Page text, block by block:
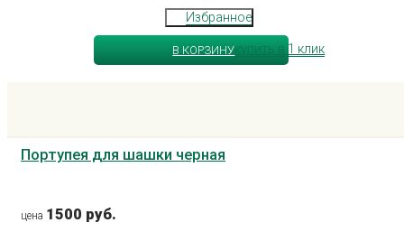
Избранное
В КОРЗИНУкупить в 1 клик
Портупея для шашки черная
цена 1500 руб.